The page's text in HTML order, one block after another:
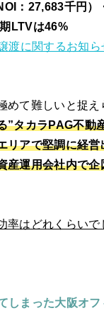
：27,683千円）
LTVは46%
渡に関するお知ら
めて難しいと捉え
”タカラPAG不
リアで堅調に経
産運用会社内で
率はどれくらい
しまった大阪オ